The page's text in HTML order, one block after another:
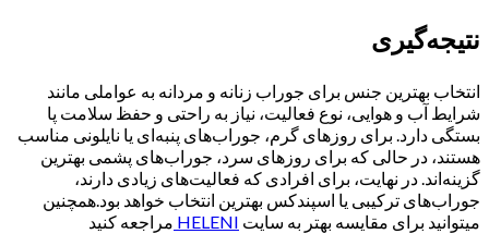
نتیجه‌گیری
انتخاب بهترین جنس برای جوراب زنانه و مردانه به عواملی مانند
شرایط آب و هوایی، نوع فعالیت، نیاز به راحتی و حفظ سلامت پا
بستگی دارد. برای روزهای گرم، جوراب‌های پنبه‌ای یا نایلونی مناسب
هستند، در حالی که برای روزهای سرد، جوراب‌های پشمی بهترین
گزینه‌اند. در نهایت، برای افرادی که فعالیت‌های زیادی دارند،
جوراب‌های ترکیبی یا اسپندکس بهترین انتخاب خواهد بود.همچنین
میتوانید برای مقایسه بهتر به سایت HELENI مراجعه کنید